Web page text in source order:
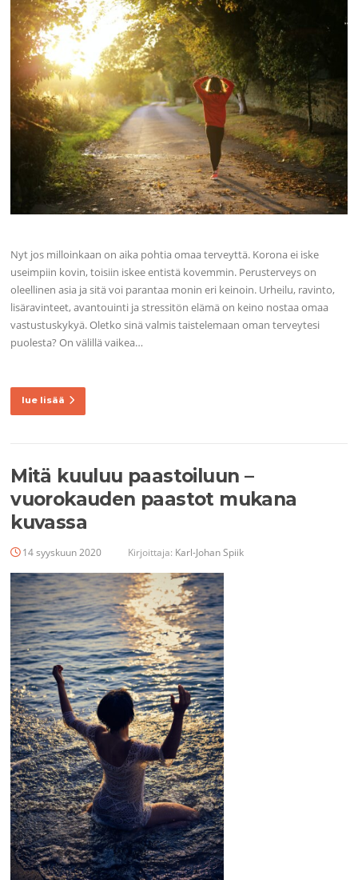
Nyt jos milloinkaan on aika pohtia omaa terveyttä. Korona ei iske
useimpiin kovin, toisiin iskee entistä kovemmin. Perusterveys on
oleellinen asia ja sitä voi parantaa monin eri keinoin. Urheilu, ravinto,
lisäravinteet, avantouinti ja stressitön elämä on keino nostaa omaa
vastustuskykyä. Oletko sinä valmis taistelemaan oman terveytesi
puolesta? On välillä vaikea…
lue lisää
Mitä kuuluu paastoiluun –
vuorokauden paastot mukana
kuvassa
14 syyskuun 2020 Kirjoittaja: Karl-Johan Spiik